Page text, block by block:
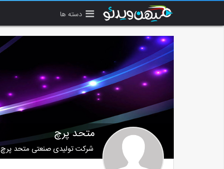
دسته ها
متحد پرچ
شرکت تولیدی صنعتی متحد پرچ